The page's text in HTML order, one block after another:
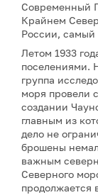
Современный
Крайнем
России, самый
Летом 1933
поселениями.
группа
моря провели
создании
главным из
дело не
брошены
важным
Северного
продолжается